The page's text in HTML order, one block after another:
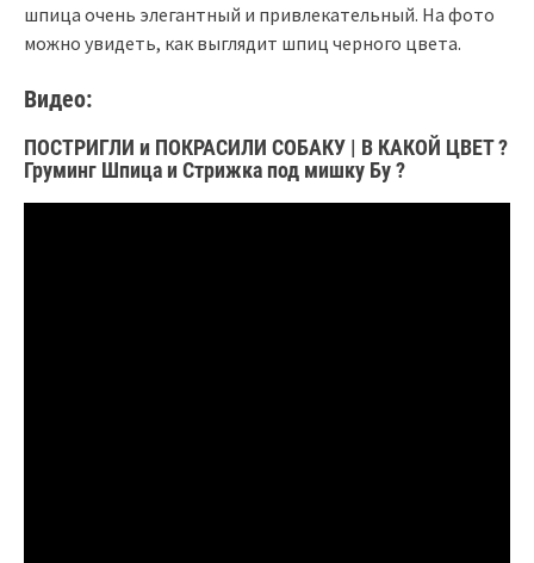
шпица очень элегантный и привлекательный. На фото
можно увидеть, как выглядит шпиц черного цвета.
Видео:
ПОСТРИГЛИ и ПОКРАСИЛИ СОБАКУ | В КАКОЙ ЦВЕТ ?
Груминг Шпица и Стрижка под мишку Бу ?